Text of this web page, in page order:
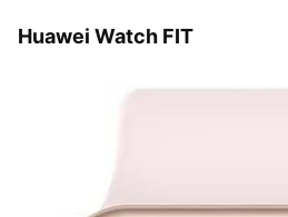
Huawei Watch FIT